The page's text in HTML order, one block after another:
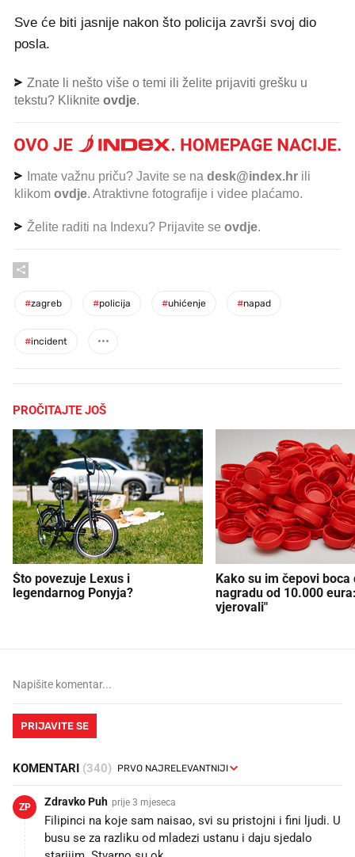
Sve će biti jasnije nakon što policija završi svoj dio
posla.
Znate li nešto više o temi ili želite prijaviti grešku u
tekstu? Kliknite ovdje.
Imate važnu priču? Javite se na desk@index.hr ili
klikom ovdje. Atraktivne fotografije i videe plaćamo.
Želite raditi na Indexu? Prijavite se ovdje.
#zagreb #policija #uhićenje #napad
#incident
PROČITAJTE JOŠ
Što povezuje Lexus i
legendarnog Ponyja?
Kako su im čepovi boca
nagradu od 10.000
vjerovali"
PRIJAVITE SE
KOMENTARI (340)
ZP Zdravko Puh prije 3 mjeseca
Filipinci na koje sam naisao, svi su pristojni i fini ljudi. U
busu se za razliku od mladezi ustanu i daju sjedalo